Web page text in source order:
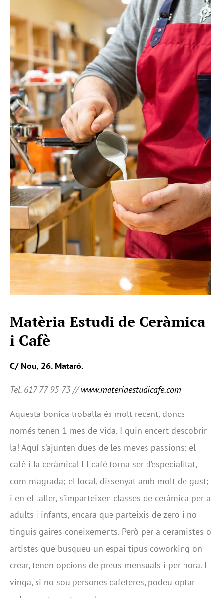
Matèria Estudi de Ceràmica
i Cafè
C/ Nou, 26. Mataró.
Tel. 617 77 95 73 //www.materiaestudicafe.com
Aquesta bonica troballa és molt recent, doncs
només tenen 1 mes de vida. I quin encert descobrir-
la! Aquí s’ajunten dues de les meves passions: el
cafè i la ceràmica! El cafè torna ser d’especialitat,
com m’agrada; el local, dissenyat amb molt de gust;
i en el taller, s’imparteixen classes de ceràmica per a
adults i infants, encara que parteixis de zero i no
tinguis gaires coneixements. Però per a ceramistes o
artistes que busqueu un espai tipus coworking on
crear, tenen opcions de preus mensuals i per hora. I
vinga, si no sou persones cafeteres, podeu optar